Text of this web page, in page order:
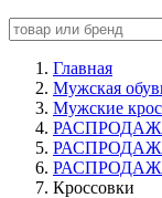
Главная
Мужская
Мужские
РАСПРОДАЖА
РАСПРОДАЖА
Кроссовки